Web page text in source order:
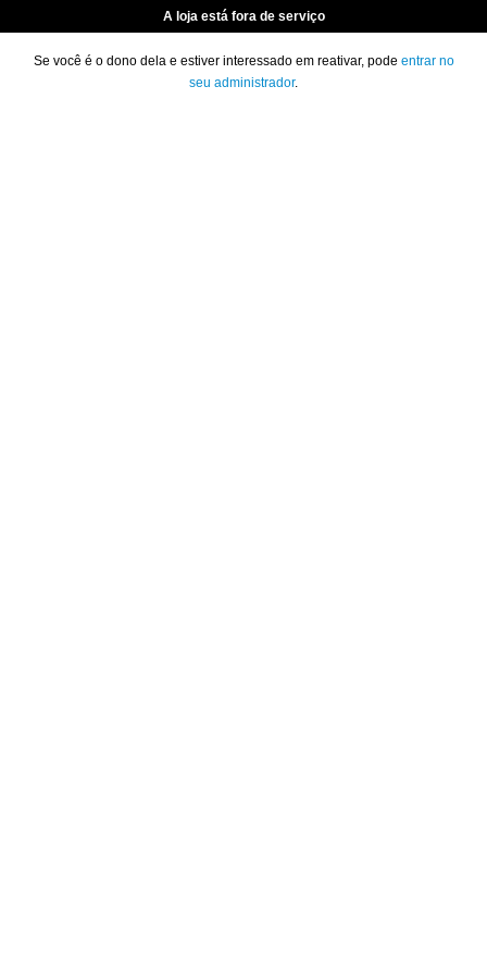
A loja está fora de serviço
Se você é o dono dela e estiver interessado em reativar, pode entrar no
seu administrador.